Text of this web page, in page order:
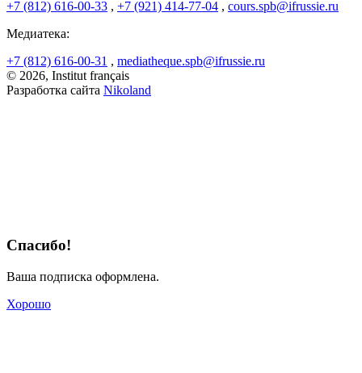
+7 (812) 616-00-33 , +7 (921) 414-77-04 , cours.spb@ifrussie.ru
Медиатека:
+7 (812) 616-00-31 , mediatheque.spb@ifrussie.ru
© 2026, Institut français
Разработка сайта Nikoland
Спасибо!
Ваша подписка оформлена.
Хорошо